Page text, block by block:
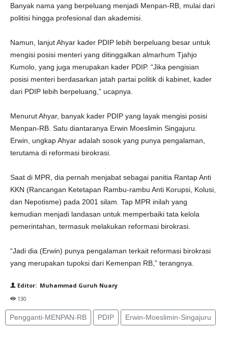
Banyak nama yang berpeluang menjadi Menpan-RB, mulai dari
politisi hingga profesional dan akademisi.
Namun, lanjut Ahyar kader PDIP lebih berpeluang besar untuk
mengisi posisi menteri yang ditinggalkan almarhum Tjahjo
Kumolo, yang juga merupakan kader PDIP. “Jika pengisian
posisi menteri berdasarkan jatah partai politik di kabinet, kader
dari PDIP lebih berpeluang,” ucapnya.
Menurut Ahyar, banyak kader PDIP yang layak mengisi posisi
Menpan-RB. Satu diantaranya Erwin Moeslimin Singajuru.
Erwin, ungkap Ahyar adalah sosok yang punya pengalaman,
terutama di reformasi birokrasi.
Saat di MPR, dia pernah menjabat sebagai panitia Rantap Anti
KKN (Rancangan Ketetapan Rambu-rambu Anti Korupsi, Kolusi,
dan Nepotisme) pada 2001 silam. Tap MPR inilah yang
kemudian menjadi landasan untuk memperbaiki tata kelola
pemerintahan, termasuk melakukan reformasi birokrasi.
“Jadi dia (Erwin) punya pengalaman terkait reformasi birokrasi
yang merupakan tupoksi dari Kemenpan RB,” terangnya.
Editor: Muhammad Guruh Nuary
130
Pengganti-MENPAN-RB PDIP Erwin-Moeslimin-Singajuru